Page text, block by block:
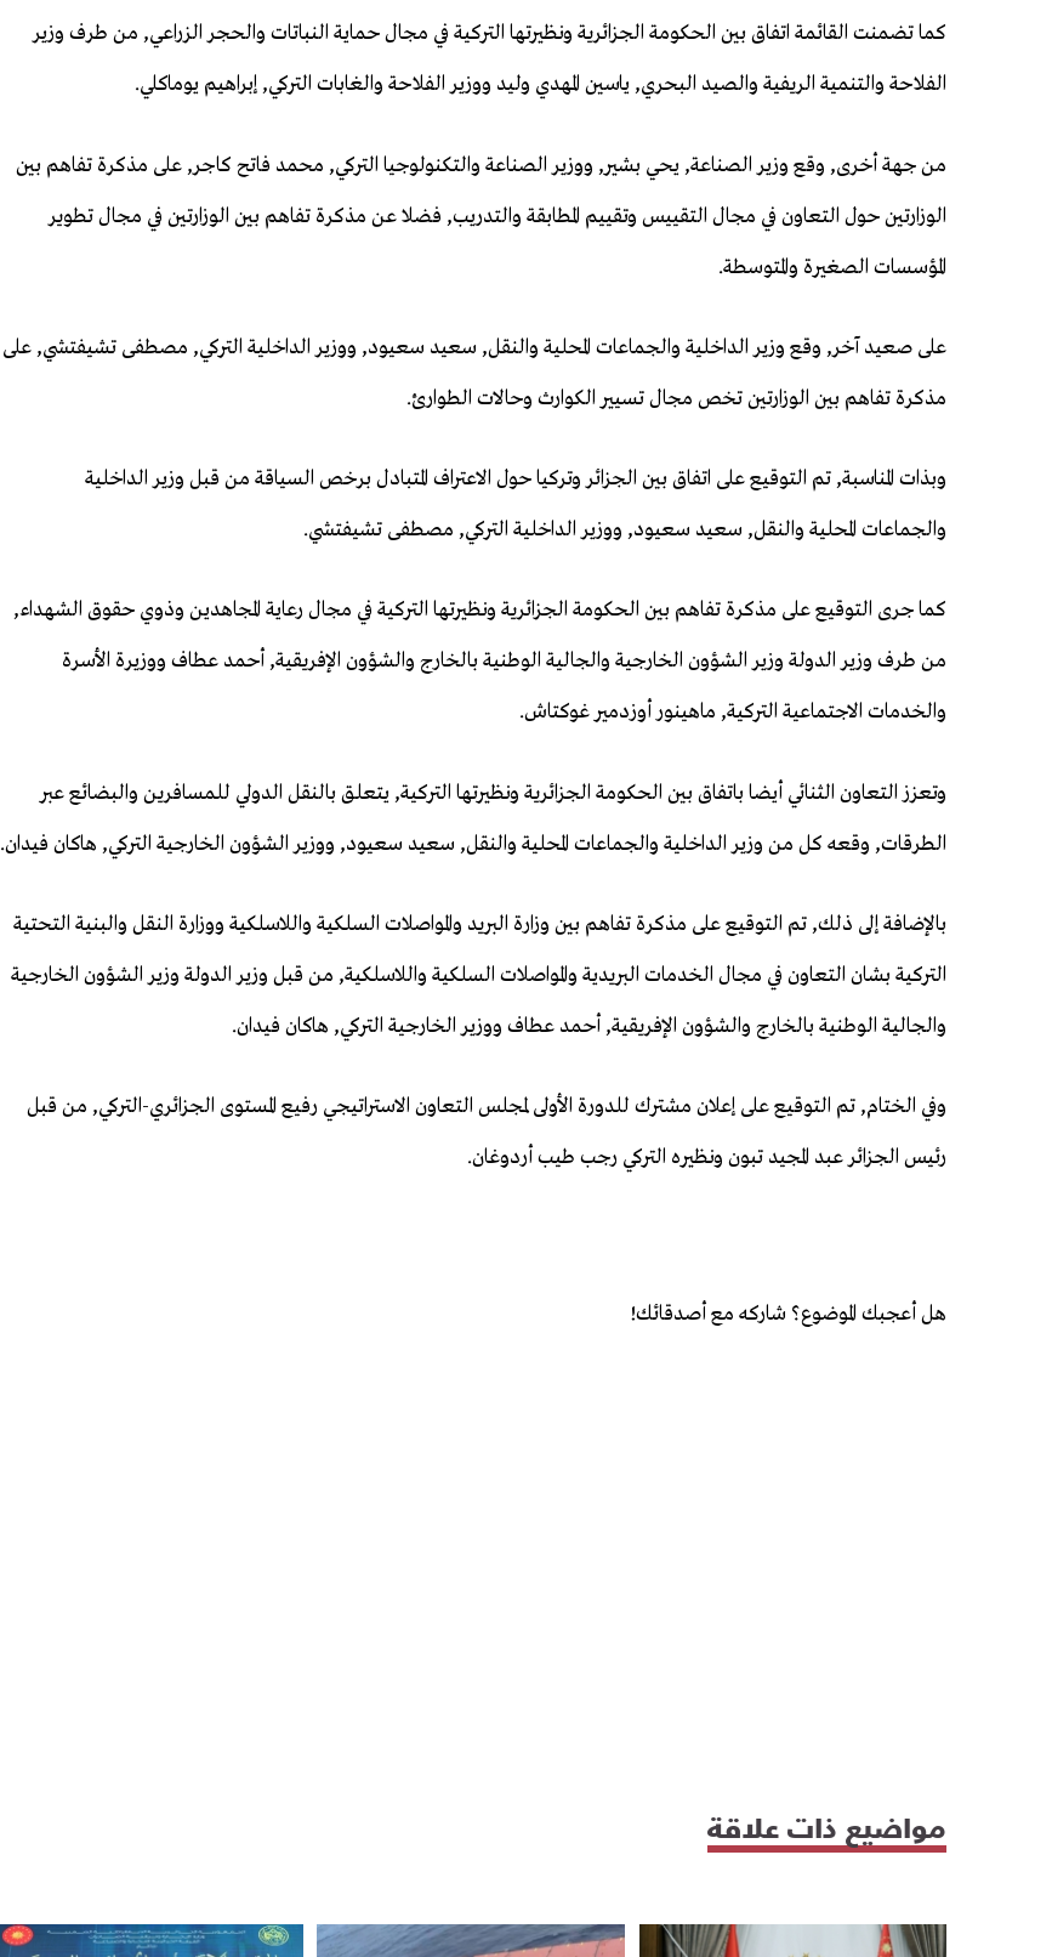
كما تضمنت القائمة اتفاق بين الحكومة الجزائرية ونظيرتها التركية في مجال حماية النباتات والحجر الزراعي, من طرف وزير
الفلاحة والتنمية الريفية والصيد البحري, ياسين المهدي وليد ووزير الفلاحة والغابات التركي, إبراهيم يوماكلي.
من جهة أخرى, وقع وزير الصناعة, يحي بشير, ووزير الصناعة والتكنولوجيا التركي, محمد فاتح كاجر, على مذكرة تفاهم بين
الوزارتين حول التعاون في مجال التقييس وتقييم المطابقة والتدريب, فضلا عن مذكرة تفاهم بين الوزارتين في مجال تطوير
المؤسسات الصغيرة والمتوسطة.
على صعيد آخر, وقع وزير الداخلية والجماعات المحلية والنقل, سعيد سعيود, ووزير الداخلية التركي, مصطفى تشيفتشي, على
مذكرة تفاهم بين الوزارتين تخص مجال تسيير الكوارث وحالات الطوارئ.
وبذات المناسبة, تم التوقيع على اتفاق بين الجزائر وتركيا حول الاعتراف المتبادل برخص السياقة من قبل وزير الداخلية
والجماعات المحلية والنقل, سعيد سعيود, ووزير الداخلية التركي, مصطفى تشيفتشي.
كما جرى التوقيع على مذكرة تفاهم بين الحكومة الجزائرية ونظيرتها التركية في مجال رعاية المجاهدين وذوي حقوق الشهداء,
من طرف وزير الدولة وزير الشؤون الخارجية والجالية الوطنية بالخارج والشؤون الإفريقية, أحمد عطاف ووزيرة الأسرة
والخدمات الاجتماعية التركية, ماهينور أوزدمير غوكتاش.
وتعزز التعاون الثنائي أيضا باتفاق بين الحكومة الجزائرية ونظيرتها التركية, يتعلق بالنقل الدولي للمسافرين والبضائع عبر
الطرقات, وقعه كل من وزير الداخلية والجماعات المحلية والنقل, سعيد سعيود, ووزير الشؤون الخارجية التركي, هاكان فيدان.
بالإضافة إلى ذلك, تم التوقيع على مذكرة تفاهم بين وزارة البريد والمواصلات السلكية واللاسلكية ووزارة النقل والبنية التحتية
التركية بشان التعاون في مجال الخدمات البريدية والمواصلات السلكية واللاسلكية, من قبل وزير الدولة وزير الشؤون الخارجية
والجالية الوطنية بالخارج والشؤون الإفريقية, أحمد عطاف ووزير الخارجية التركي, هاكان فيدان.
وفي الختام, تم التوقيع على إعلان مشترك للدورة الأولى لمجلس التعاون الاستراتيجي رفيع المستوى الجزائري-التركي, من قبل
رئيس الجزائر عبد المجيد تبون ونظيره التركي رجب طيب أردوغان.
هل أعجبك الموضوع؟ شاركه مع أصدقائك!
مواضيع ذات علاقة